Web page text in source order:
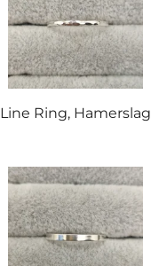
Line Ring, Hamerslag